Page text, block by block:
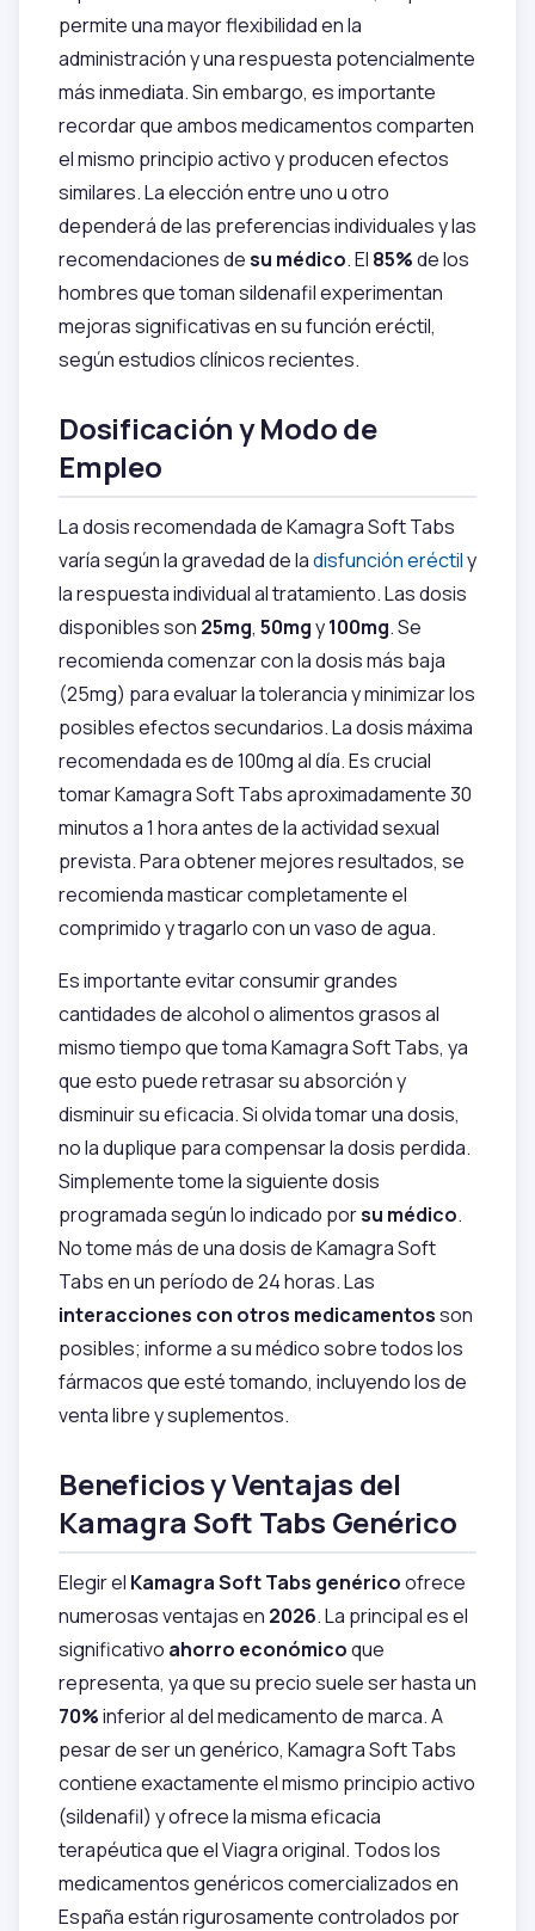
permite una mayor flexibilidad en la
administración y una respuesta potencialmente
más inmediata. Sin embargo, es importante
recordar que ambos medicamentos comparten
el mismo principio activo y producen efectos
similares. La elección entre uno u otro
dependerá de las preferencias individuales y las
recomendaciones desu médico. El 85%de los
hombres que toman sildenafil experimentan
mejoras significativas en su función eréctil,
según estudios clínicos recientes.
Dosificación y Modo de
Empleo
La dosis recomendada de Kamagra Soft Tabs
varía según la gravedad de ladisfunción eréctily
la respuesta individual al tratamiento. Las dosis
disponibles son 25mg, 50mgy100mg. Se
recomienda comenzar con la dosis más baja
(25mg) para evaluar la tolerancia y minimizar los
posibles efectos secundarios. La dosis máxima
recomendada es de 100mg al día. Es crucial
tomar Kamagra Soft Tabs aproximadamente 30
minutos a 1 hora antes de la actividad sexual
prevista. Para obtener mejores resultados, se
recomienda masticar completamente el
comprimido y tragarlo con un vaso de agua.
Es importante evitar consumir grandes
cantidades de alcohol o alimentos grasos al
mismo tiempo que toma Kamagra Soft Tabs, ya
que esto puede retrasar su absorción y
disminuir su eficacia. Si olvida tomar una dosis,
no la duplique para compensar la dosis perdida.
Simplemente tome la siguiente dosis
programada según lo indicado porsu médico.
No tome más de una dosis de Kamagra Soft
Tabs en un período de 24 horas. Las
interacciones con otros medicamentosson
posibles; informe a su médico sobre todos los
fármacos que esté tomando, incluyendo los de
venta libre y suplementos.
Beneficios y Ventajas del
Kamagra Soft Tabs Genérico
Elegir el Kamagra Soft Tabs genéricoofrece
numerosas ventajas en 2026. La principal es el
significativo ahorro económicoque
representa, ya que su precio suele ser hasta un
70%inferior al del medicamento de marca. A
pesar de ser un genérico, Kamagra Soft Tabs
contiene exactamente el mismo principio activo
(sildenafil) y ofrece la misma eficacia
terapéutica que el Viagra original. Todos los
medicamentos genéricos comercializados en
España están rigurosamente controlados por